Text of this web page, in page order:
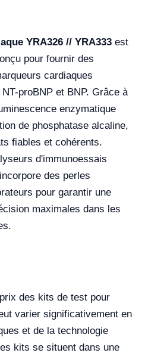
YRA326 // YRA333 est
pour fournir des
cardiaques
proBNP et BNP. Grâce à
enzymatique
de phosphatase alcaline,
fiables et cohérents.
d'immunoessais
des perles
pour garantir une
maximales dans les
des kits de test pour
varier significativement en
et de la technologie
kits se situent dans une